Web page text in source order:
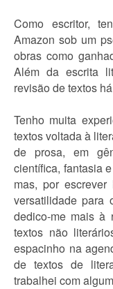
Como escritor,
Amazon sob um
obras como
Além da escrita
revisão de textos
Tenho muita
textos voltada à
de prosa, em
científica, fantasia
mas, por
versatilidade para
dedico-me mais à
textos não
espacinho na
de textos de
trabalhei com